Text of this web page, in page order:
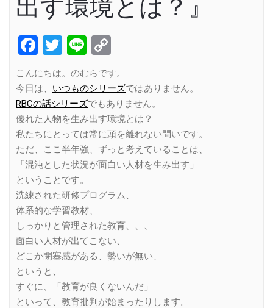
出す環境とは？』
Facebook
Twitter
Line
Link
こんにちは。のむらです。
今日は、 いつものシリーズではありません。
RBCの話シリーズでもありません。
優れた人物を生み出す環境とは？
私たちにとっては常に頭を離れない問いです。
ただ、ここ半年強、ずっと考えていることは、
「混沌とした状況が面白い人材を生み出す」
ということです。
洗練された研修プログラム、
体系的な学習教材、
しっかりと管理された教育、、、
面白い人材が出てこない、
どこか閉塞感がある、勢いが無い、
というと、
すぐに、「教育が良くないんだ」
といって、教育批判が始まったりします。